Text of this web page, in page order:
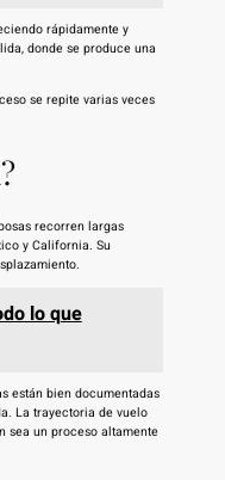
rápidamente y
donde se produce una
se repite varias veces
recorren largas
y California. Su
lo que
están bien documentadas
La trayectoria de vuelo
sea un proceso altamente